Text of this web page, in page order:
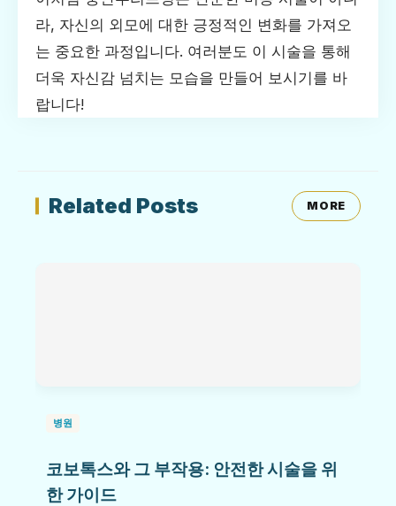
라, 자신의 외모에 대한 긍정적인 변화를 가져오
는 중요한 과정입니다. 여러분도 이 시술을 통해
더욱 자신감 넘치는 모습을 만들어 보시기를 바
랍니다!
Related Posts MORE
병원
코보톡스와 그 부작용: 안전한 시술을 위
한 가이드